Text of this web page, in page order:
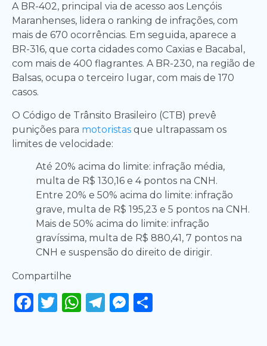
A BR-402, principal via de acesso aos Lençóis
Maranhenses, lidera o ranking de infrações, com
mais de 670 ocorrências. Em seguida, aparece a
BR-316, que corta cidades como Caxias e Bacabal,
com mais de 400 flagrantes. A BR-230, na região de
Balsas, ocupa o terceiro lugar, com mais de 170
casos.
O Código de Trânsito Brasileiro (CTB) prevê
punições para motoristas que ultrapassam os
limites de velocidade:
Até 20% acima do limite: infração média,
multa de R$ 130,16 e 4 pontos na CNH.
Entre 20% e 50% acima do limite: infração
grave, multa de R$ 195,23 e 5 pontos na CNH.
Mais de 50% acima do limite: infração
gravíssima, multa de R$ 880,41, 7 pontos na
CNH e suspensão do direito de dirigir.
Compartilhe
Facebook
Twitter
WhatsApp
Telegram
Messenger